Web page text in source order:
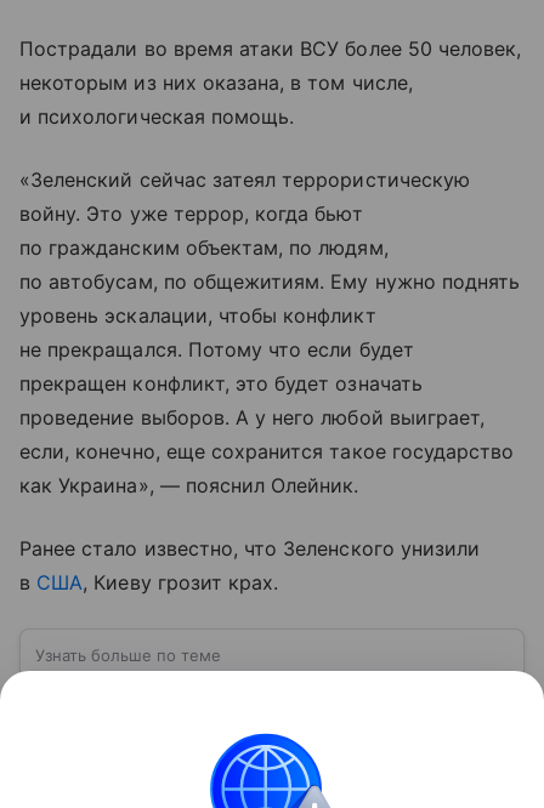
Пострадали во время атаки ВСУ более 50 человек,
некоторым из них оказана, в том числе,
и психологическая помощь.
«Зеленский сейчас затеял террористическую
войну. Это уже террор, когда бьют
по гражданским объектам, по людям,
по автобусам, по общежитиям. Ему нужно поднять
уровень эскалации, чтобы конфликт
не прекращался. Потому что если будет
прекращен конфликт, это будет означать
проведение выборов. А у него любой выиграет,
если, конечно, еще сохранится такое государство
как Украина», — пояснил Олейник.
Ранее стало известно, что Зеленского унизили
в США, Киеву грозит крах.
Узнать больше по теме
Вооруженные силы Украины (ВСУ) —
государственная военная организация,
предназначенная для защиты интересов страны